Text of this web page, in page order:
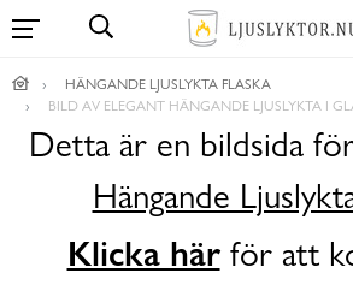
HÄNGANDE LJUSLYKTA FLASKA
BILD AV ELEGANT HÄNGANDE LJUSLYKTA I
Detta är en bildsida
Hängande
Klicka härför att